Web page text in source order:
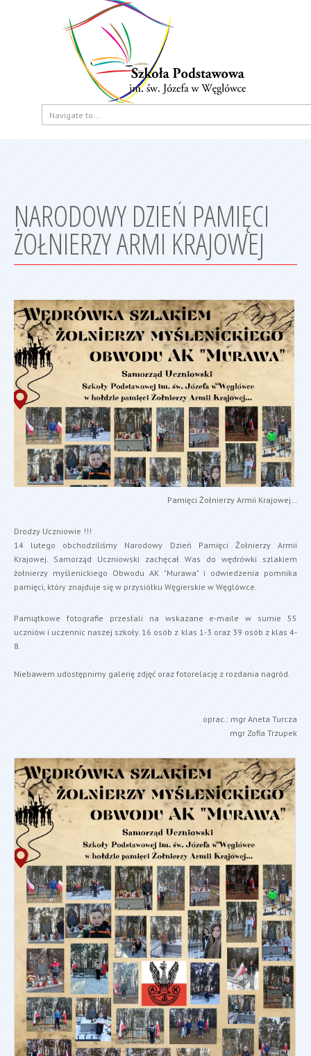
NARODOWY DZIEŃ PAMIĘCI
ŻOŁNIERZY ARMI KRAJOWEJ
Pamięci Żołnierzy Armii Krajowej…
Drodzy Uczniowie !!!
14 lutego obchodziliśmy Narodowy Dzień Pamięci Żołnierzy Armii
Krajowej. Samorząd Uczniowski zachęcał Was do wędrówki szlakiem
żołnierzy myślenickiego Obwodu AK "Murawa" i odwiedzenia pomnika
pamięci, który znajduje się w przysiółku Węgierskie w Węglówce.
Pamiątkowe fotografie przesłali na wskazane e-maile w sumie 55
uczniów i uczennic naszej szkoły. 16 osób z klas 1-3 oraz 39 osób z klas 4-
8.
Niebawem udostępnimy galerię zdjęć oraz fotorelację z rozdania nagród.
oprac.: mgr Aneta Turcza
mgr Zofia Trzupek